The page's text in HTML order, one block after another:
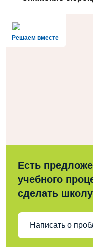
Решаем вместе
Есть
учебного
сделать
Написать о